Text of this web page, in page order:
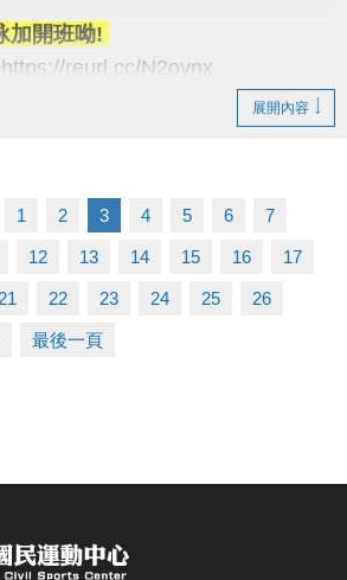
#112
zh_TW/news/pageID/1/
加開班呦!
reurl.cc/N2ovnx
原班續報
（部分課程無折扣），臨櫃享95折
退費之學員
舊生
展開內容
1 2 3 4 5 6 7
12 13 14 15 16 17
21 22 23 24 25 26
最後一頁